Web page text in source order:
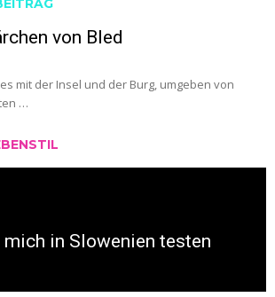
von Bled
mit der Insel und der Burg, umgeben von
…
mich in Slowenien testen